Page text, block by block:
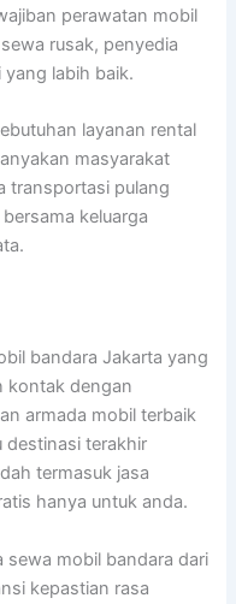
perawatan mobil
rusak, penyedia
labih baik.
layanan rental
masyarakat
transportasi pulang
keluarga
bandara Jakarta yang
kontak dengan
armada mobil terbaik
destinasi terakhir
termasuk jasa
hanya untuk anda.
sewa mobil bandara dari
kepastian rasa